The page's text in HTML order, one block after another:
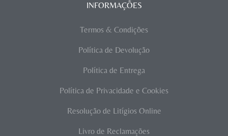
INFORMAÇÕES
Termos & Condições
Política de Devolução
Política de Entrega
Política de Privacidade e Cookies
Resolução de Litígios Online
Livro de Reclamações